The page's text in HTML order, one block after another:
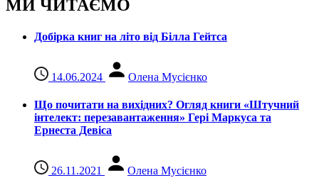
МИ ЧИТАЄМО
Добірка книг на літо від Білла Гейтса
14.06.2024 Олена Мусієнко
Що почитати на вихідних? Огляд книги «Штучний
інтелект: перезавантаження» Гері Маркуса та
Ернеста Девіса
26.11.2021 Олена Мусієнко